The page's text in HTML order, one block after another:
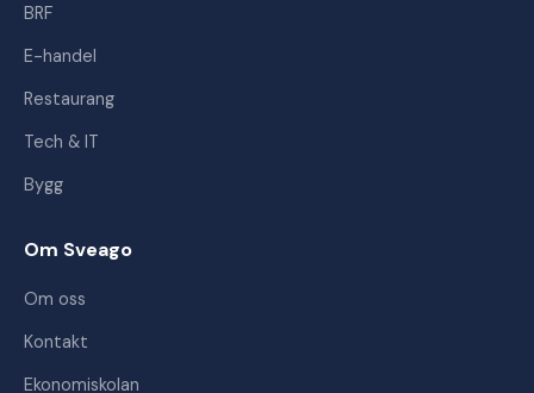
BRF
E-handel
Restaurang
Tech & IT
Bygg
Om Sveago
Om oss
Kontakt
Ekonomiskolan